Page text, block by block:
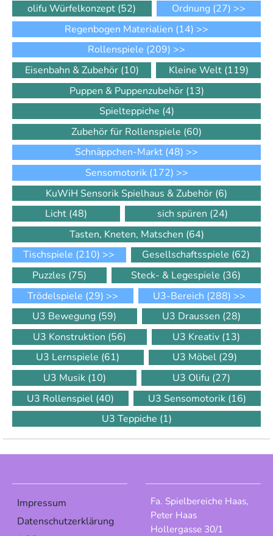
olifu Würfelkonzept (52) Ordnung (27) >>
Regenbogen Materialien (14) >>
Rollenspiele (209) >>
Eisenbahn & Zubehör (10) Kleine Welt (119)
Puppen & Puppenzubehör (13)
Spielteppiche (4)
Zubehör für Rollenspiele (60)
Schnäppchen-Markt (48) >>
Sensomotorik (172) >>
KuWiH Sensorik Spielhaus & Zubehör (6)
Licht (48) sich spüren (24)
Tasten, Kneten, Matschen (64)
Tischspiele (210) >> Gesellschaftsspiele (62)
Puzzles (75) Steck- & Legespiele (36)
Trödelspiele (29) >> U3-Bereich (288) >>
U3 Bewegung (59) U3 Draussen (28)
U3 Konstruktion (56) U3 Kreativ (13)
U3 Lernspiele (61) U3 Möbel (29)
U3 Musik (10) U3 Olifu (27)
U3 Rollenspiel (40) U3 Sensomotorik (16)
U3 Teppiche (1)
Impressum
Datenschutzerklärung
Fa. Spielbereiche Haas,
Peter Haas
Hollergasse 30/1